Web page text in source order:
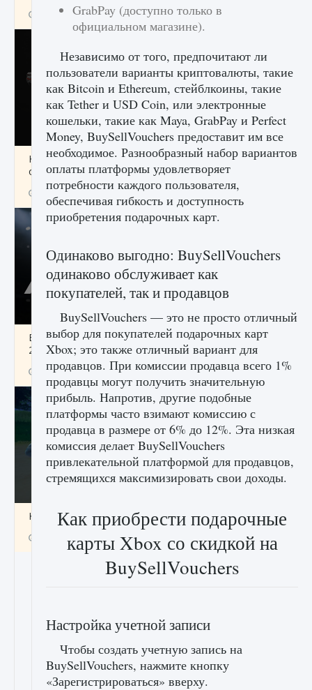
9 августа 2024 1 205 0
Как разблокировать чертеж счастливого
оружия в MW3 и Warzone
9 августа 2024 1 151 0 0
Все новые функции Ultimate Team в EA FC
25
9 августа 2024 1 297 0 0
Как включить чат в Fortnite
GrabPay (доступно только в
официальном магазине).
Независимо от того, предпочитают ли
пользователи варианты криптовалюты, такие
как Bitcoin и Ethereum, стейблкоины, такие
как Tether и USD Coin, или электронные
кошельки, такие как Maya, GrabPay и Perfect
Money, BuySellVouchers предоставит им все
необходимое. Разнообразный набор вариантов
оплаты платформы удовлетворяет
потребности каждого пользователя,
обеспечивая гибкость и доступность
приобретения подарочных карт.
Одинаково выгодно: BuySellVouchers
одинаково обслуживает как
покупателей, так и продавцов
BuySellVouchers — это не просто отличный
выбор для покупателей подарочных карт
Xbox; это также отличный вариант для
продавцов. При комиссии продавца всего 1%
продавцы могут получить значительную
прибыль. Напротив, другие подобные
платформы часто взимают комиссию с
продавца в размере от 6% до 12%. Эта низкая
комиссия делает BuySellVouchers
привлекательной платформой для продавцов,
стремящихся максимизировать свои доходы.
Как приобрести подарочные
карты Xbox со скидкой на
BuySellVouchers
Настройка учетной записи
Чтобы создать учетную запись на
BuySellVouchers, нажмите кнопку
«Зарегистрироваться» вверху.